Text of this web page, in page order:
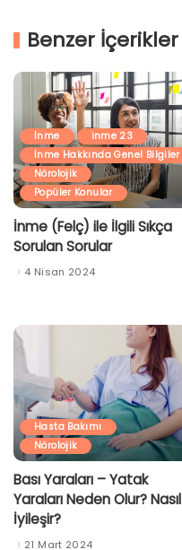
Benzer İçerikler
İnme
inme 23
İnme Hakkında Genel Bilgiler
Nörolojik
Popüler Konular
İnme (Felç) ile İlgili Sıkça
Sorulan Sorular
4 Nisan 2024
Hasta Bakımı
Nörolojik
Bası Yaraları – Yatak
Yaraları Neden Olur? Nasıl
İyileşir?
21 Mart 2024